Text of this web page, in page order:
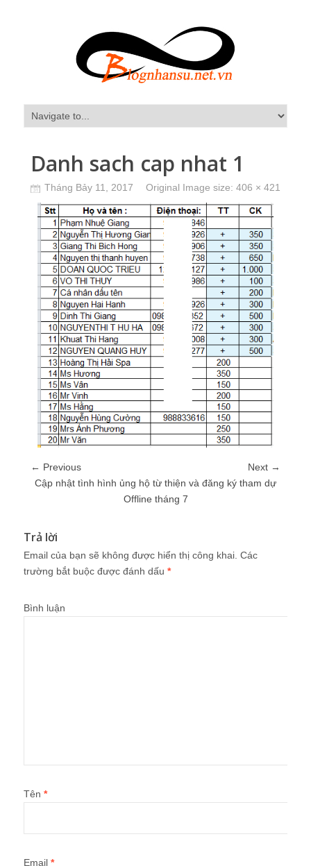
Danh sach cap nhat 1
Tháng Bảy 11, 2017 Original Image size: 406 × 421
← Previous
Next →
Cập nhật tình hình ủng hộ từ thiện và đăng ký tham dự
Offline tháng 7
Trả lời
Email của bạn sẽ không được hiển thị công khai. Các
trường bắt buộc được đánh dấu *
Bình luận
Tên *
Email *